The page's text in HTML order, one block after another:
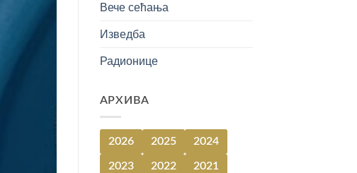
Вече сећања
Изведба
Радионице
АРХИВА
2026 2025 2024
2023 2022 2021